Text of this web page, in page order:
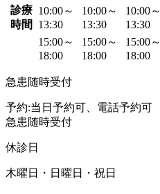
診療
時間
10:00～
13:30
10:00～
13:30
10:00～
13:30
15:00～
18:00
15:00～
18:00
15:00～
18:00
急患随時受付
予約:当日予約可、電話予約可
急患随時受付
休診日
木曜日・日曜日・祝日